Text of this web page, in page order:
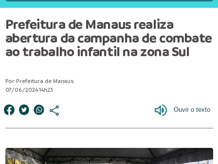
Prefeitura de Manaus realiza
abertura da campanha de combate
ao trabalho infantil na zona Sul
Por Prefeitura de Manaus
07/06/2024 14h23